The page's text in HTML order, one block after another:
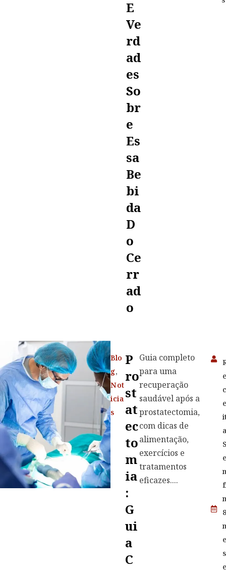
E
Ve
Rd
Ad
Es
So
Br
E
Es
Sa
Be
Bi
Da
D
O
Ce
Rr
Ad
O
Blo
g,
Not
icia
s
P
Ro
St
At
Ec
To
M
Ia
:
G
Ui
A
C
Guia completo
para uma
recuperação
saudável após a
prostatectomia,
com dicas de
alimentação,
exercícios e
tratamentos
eficazes....
s